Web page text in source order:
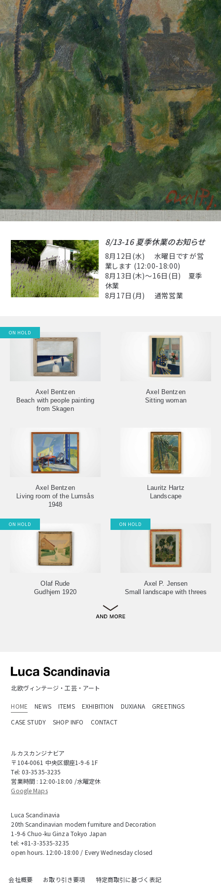
8/13-16 夏季休業のお知らせ
8月12日(水) 水曜日ですが営
業します (12:00-18:00)
8月13日(木)〜16日(日) 夏季
休業
8月17日(月) 通常営業
ON HOLD
Axel Bentzen
Beach with people painting
from Skagen
Axel Bentzen
Sitting woman
Axel Bentzen
Living room of the Lumsås
1948
Lauritz Hartz
Landscape
ON HOLD
Olaf Rude
Gudhjem 1920
ON HOLD
Axel P. Jensen
Small landscape with threes
北欧ヴィンテージ・工芸・アート
HOME NEWS ITEMS EXHIBITION DUXIANA
GREETINGS
CASE STUDY
SHOP INFO CONTACT
ルカスカンジナビア
〒104-0061 中央区銀座1-9-6 1F
Tel: 03-3535-3235
営業時間 : 12:00-18:00 /水曜定休
Google Maps
Luca Scandinavia
20th Scandinavian modern furniture and Decoration
1-9-6 Chuo-ku Ginza Tokyo Japan
tel: +81-3-3535-3235
open hours. 12:00-18:00 / Every Wednesday closed
会社概要 お取り引き要項 特定商取引に基づく表記